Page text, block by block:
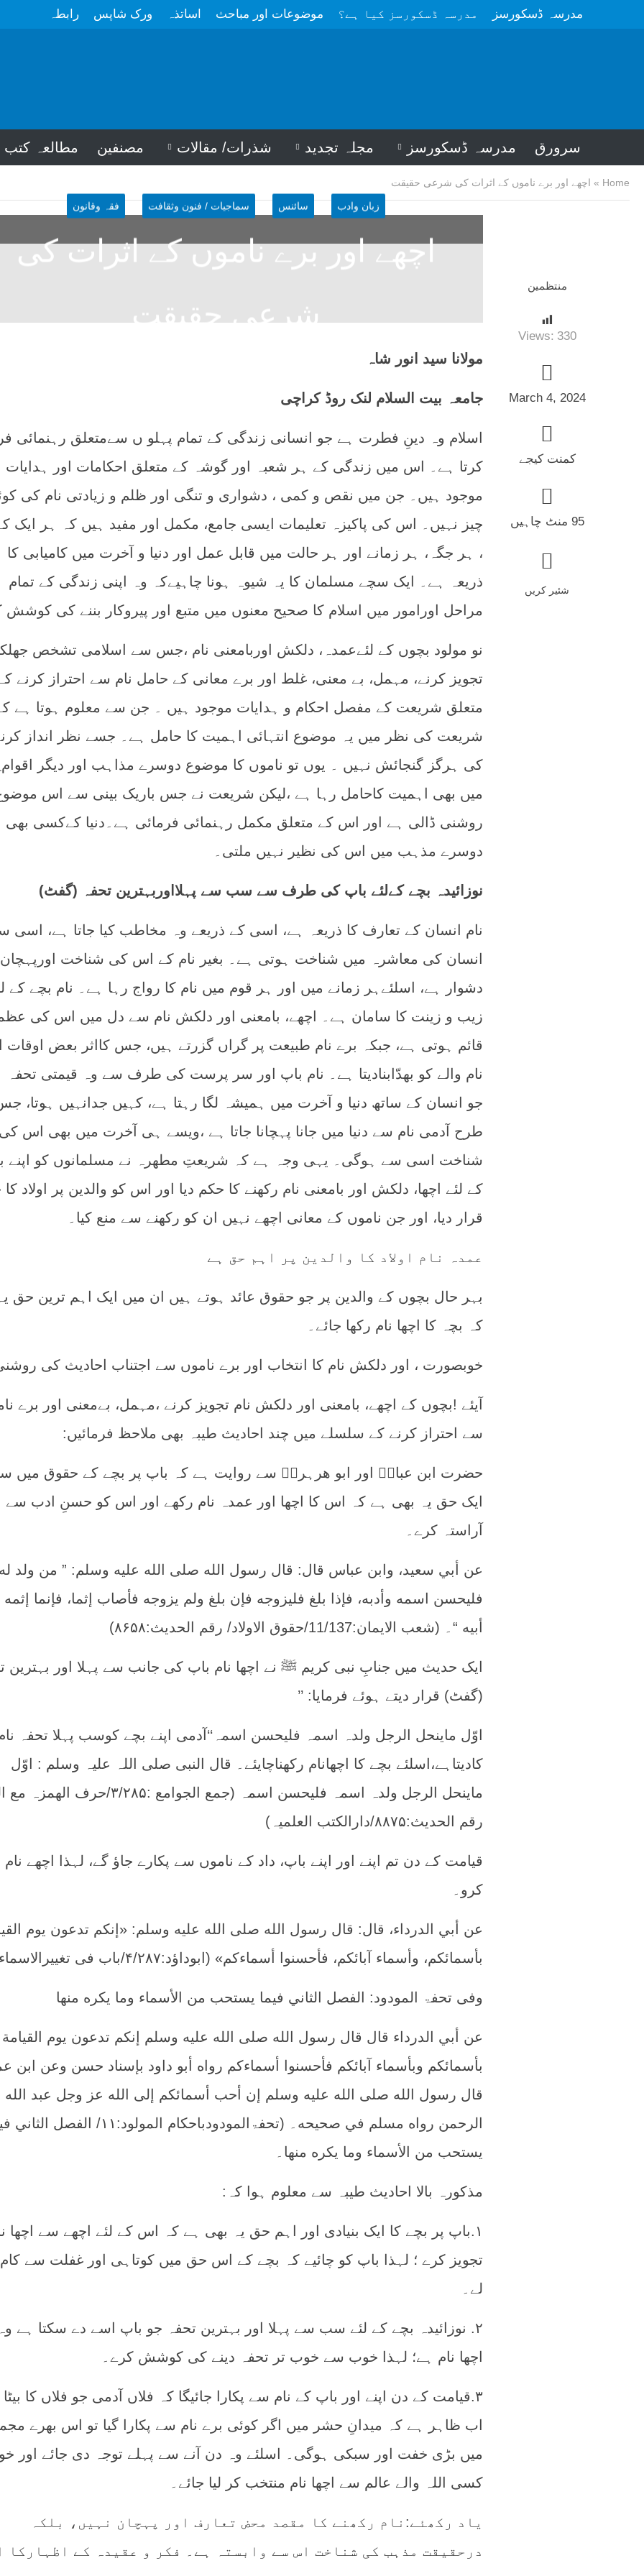
مدرسہ ڈسکورسز مدرسہ ڈسکورسز کیا ہے؟ موضوعات اور مباحث اساتذہ ورک شاپس رابطہ
سرورق مدرسہ ڈسکورسز مجلہ تجدید شذرات/ مقالات مصنفین مطالعہ کتب
Home
» اچھے اور برے ناموں کے اثرات کی شرعی حقیقت
منتظمین
Views: 330
March 4, 2024
کمنت کیجے
95 منٹ چاہیں
شئیر کریں
زبان وادب سائنس سماجیات / فنون وثقافت فقہ وقانون
اچھے اور برے ناموں کے اثرات کی
شرعی حقیقت
مولانا سید انور شاہ
جامعہ بیت السلام لنک روڈ کراچی
اسلام وہ دینِ فطرت ہے جو انسانی زندگی کے تمام پہلو ں سےمتعلق رہنمائی
کرتا ہے۔ اس میں زندگی کے ہر شعبہ اور گوشہ کے متعلق احکامات اور ہدایات
موجود ہیں۔ جن میں نقص و کمی ، دشواری و تنگی اور ظلم و زیادتی نام کی
چیز نہیں۔ اس کی پاکیزہ تعلیمات ایسی جامع، مکمل اور مفید ہیں کہ ہر ایک
، ہر جگہ، ہر زمانے اور ہر حالت میں قابل عمل اور دنیا و آخرت میں کامیابی کا
ذریعہ ہے۔ ایک سچے مسلمان کا یہ شیوہ ہونا چاہیےکہ وہ اپنی زندگی کے تمام
مراحل اورامور میں اسلام کا صحیح معنوں میں متبع اور پیروکار بننے کی کوشش
نو مولود بچوں کے لئےعمدہ، دلکش اوربامعنی نام ،جس سے اسلامی تشخص
تجویز کرنے، مہمل، بے معنی، غلط اور برے معانی کے حامل نام سے احتراز کرنے
متعلق شریعت کے مفصل احکام و ہدایات موجود ہیں ۔ جن سے معلوم ہوتا ہے کہ
شریعت کی نظر میں یہ موضوع انتہائی اہمیت کا حامل ہے۔ جسے نظر انداز
کی ہرگز گنجائش نہیں ۔ یوں تو ناموں کا موضوع دوسرے مذاہب اور دیگر اقوام
میں بھی اہمیت کاحامل رہا ہے ،لیکن شریعت نے جس باریک بینی سے اس
روشنی ڈالی ہے اور اس کے متعلق مکمل رہنمائی فرمائی ہے۔دنیا کےکسی بھی
دوسرے مذہب میں اس کی نظیر نہیں ملتی۔
نوزائیدہ بچے کےلئے باپ کی طرف سے سب سے پہلااوربہترین تحفہ (گفٹ)
نام انسان کے تعارف کا ذریعہ ہے، اسی کے ذریعے وہ مخاطب کیا جاتا ہے، اسی
انسان کی معاشرہ میں شناخت ہوتی ہے۔ بغیر نام کے اس کی شناخت اورپہچان
دشوار ہے، اسلئےہر زمانے میں اور ہر قوم میں نام کا رواج رہا ہے۔ نام بچے کے
زیب و زینت کا سامان ہے۔ اچھے، بامعنی اور دلکش نام سے دل میں اس کی
قائم ہوتی ہے، جبکہ برے نام طبیعت پر گراں گزرتے ہیں، جس کااثر بعض
نام والے کو بھدّابنادیتا ہے۔ نام باپ اور سر پرست کی طرف سے وہ قیمتی تحفہ
جو انسان کے ساتھ دنیا و آخرت میں ہمیشہ لگا رہتا ہے، کہیں جدانہیں ہوتا،
طرح آدمی نام سے دنیا میں جانا پہچانا جاتا ہے ،ویسے ہی آخرت میں بھی اس کی
شناخت اسی سے ہوگی۔ یہی وجہ ہے کہ شریعتِ مطھرہ نے مسلمانوں کو اپنے
کے لئے اچھا، دلکش اور بامعنی نام رکھنے کا حکم دیا اور اس کو والدین پر اولاد
قرار دیا، اور جن ناموں کے معانی اچھے نہیں ان کو رکھنے سے منع کیا۔
عمدہ نام اولاد کا والدین پر اہم حق ہے
بہر حال بچوں کے والدین پر جو حقوق عائد ہوتے ہیں ان میں ایک اہم ترین حق
کہ بچہ کا اچھا نام رکھا جائے۔
خوبصورت ، اور دلکش نام کا انتخاب اور برے ناموں سے اجتناب احادیث کی
آیئے !بچوں کے اچھے، بامعنی اور دلکش نام تجویز کرنے ،مہمل، بےمعنی اور برے
سے احتراز کرنے کے سلسلے میں چند احادیث طیبہ بھی ملاحظ فرمائیں:
حضرت ابن عباسؓ اور ابو ھرہرہؓ سے روایت ہے کہ باپ پر بچے کے حقوق میں
ایک حق یہ بھی ہے کہ اس کا اچھا اور عمدہ نام رکھے اور اس کو حسنِ ادب سے
آراستہ کرے۔
عن أبي سعيد، وابن عباس قال: قال رسول الله صلى الله عليه وسلم: ” من ولد
فليحسن اسمه وأدبه، فإذا بلغ فليزوجه فإن بلغ ولم يزوجه فأصاب إثما، فإنما
أبيه “۔ (شعب الایمان:11/137/حقوق الاولاد/ رقم الحدیث:۸۶۵۸)
ایک حدیث میں جنابِ نبی کریم ﷺ نے اچھا نام باپ کی جانب سے پہلا اور بہترین
(گفٹ) قرار دیتے ہوئے فرمایا: ’’
اوّل ماینحل الرجل ولدہ اسمہ فلیحسن اسمہ‘‘آدمی اپنے بچے کوسب پہلا تحفہ
کادیتاہے،اسلئے بچے کا اچھانام رکھناچایئے۔ قال النبی صلی اللہ علیہ وسلم : اوّل
ماینحل الرجل ولدہ اسمہ فلیحسن اسمہ (جمع الجوامع :۳/۲۸۵/
رقم الحدیث:۸۸۷۵/دارالکتب العلمیہ)
قیامت کے دن تم اپنے اور اپنے باپ، داد کے ناموں سے پکارے جاؤ گے، لہذا اچھے نام
کرو۔
عن أبي الدرداء، قال: قال رسول الله صلى الله عليه وسلم: «إنكم تدعون يوم
بأسمائكم، وأسماء آبائكم، فأحسنوا أسماءكم» (ابوداؤد:۴/۲۸۷/باب فی تغییرالاسماء)
وفی تحفۃ المودود: الفصل الثاني فيما يستحب من الأسماء وما يكره منها
عن أبي الدرداء قال قال رسول الله صلى الله عليه وسلم إنكم تدعون يوم القيامة
بأسمائكم وبأسماء آبائكم فأحسنوا أسماءكم رواه أبو داود بإسناد حسن وعن ابن
قال رسول الله صلى الله عليه وسلم إن أحب أسمائكم إلى الله عز وجل عبد الله
الرحمن رواه مسلم في صحيحه۔ (تحفۃالمودودباحکام المولود:۱۱/ الفصل
يستحب من الأسماء وما يكره منها۔
مذکورہ بالا احادیث طیبہ سے معلوم ہوا کہ:
۱.باپ پر بچے کا ایک بنیادی اور اہم حق یہ بھی ہے کہ اس کے لئے اچھے سے اچھا
تجویز کرے ؛ لہذا باپ کو چائیے کہ بچے کے اس حق میں کوتاہی اور غفلت سے کام
لے۔
۲. نوزائیدہ بچے کے لئے سب سے پہلا اور بہترین تحفہ جو باپ اسے دے سکتا ہے وہ
اچھا نام ہے؛ لہذا خوب سے خوب تر تحفہ دینے کی کوشش کرے۔
۳.قیامت کے دن اپنے اور باپ کے نام سے پکارا جائیگا کہ فلاں آدمی جو فلاں کا
اب ظاہر ہے کہ میدانِ حشر میں اگر کوئی برے نام سے پکارا گیا تو اس بھرے
میں بڑی خفت اور سبکی ہوگی۔ اسلئے وہ دن آنے سے پہلے توجہ دی جائے اور
کسی اللہ والے عالم سے اچھا نام منتخب کر لیا جائے۔
یاد رکھئے:نام رکھنے کا مقصد محض تعارف اور پہچان نہیں، بلکہ
درحقیقت مذہب کی شناخت اس سے وابستہ ہے۔ فکر و عقیدہ کے اظہارکا